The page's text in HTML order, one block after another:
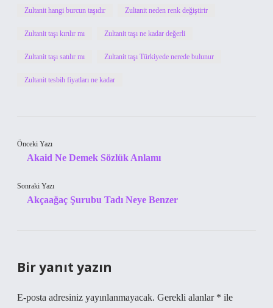
Zultanit hangi burcun taşıdır Zultanit neden renk değiştirir
Zultanit taşı kırılır mı Zultanit taşı ne kadar değerli
Zultanit taşı satılır mı Zultanit taşı Türkiyede nerede bulunur
Zultanit tesbih fiyatları ne kadar
Önceki Yazı
Akaid Ne Demek Sözlük Anlamı
Sonraki Yazı
Akçaağaç Şurubu Tadı Neye Benzer
Bir yanıt yazın
E-posta adresiniz yayınlanmayacak. Gerekli alanlar * ile